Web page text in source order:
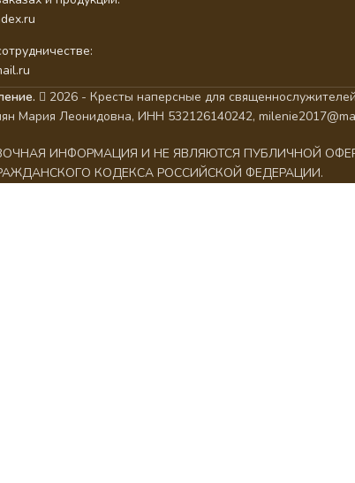
2026 - Кресты наперсные для
Мария Леонидовна, ИНН 532126140242,
ИНФОРМАЦИЯ И НЕ ЯВЛЯЮТСЯ ПУБЛИЧНОЙ
КОДЕКСА РОССИЙСКОЙ ФЕДЕРАЦИИ.